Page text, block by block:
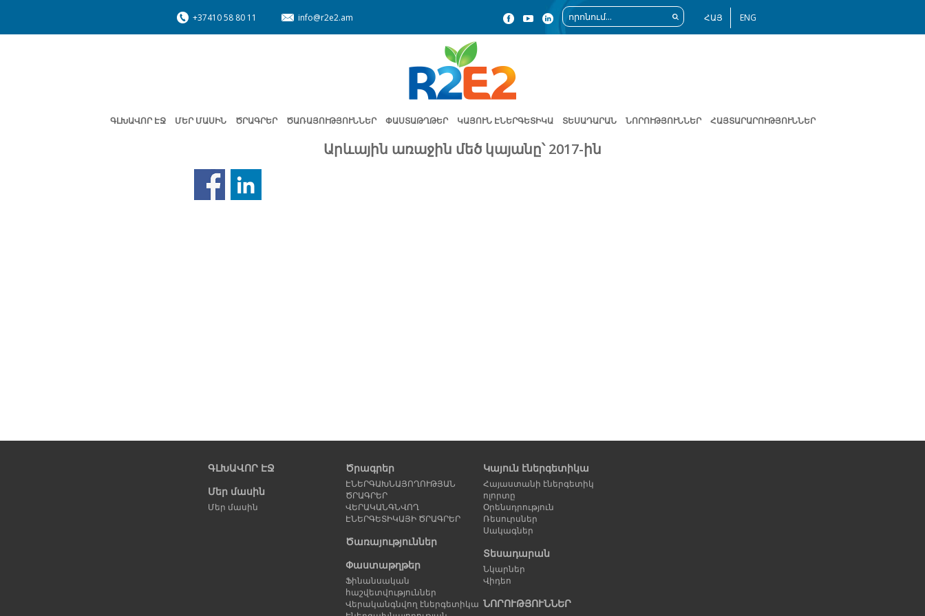
+37410 58 80 11 info@r2e2.am ՀԱՅ ENG
ԳԼԽԱՎՈՐ ԷՋ ՄԵՐ ՄԱՍԻՆ ԾՐԱԳՐԵՐ ԾԱՌԱՅՈՒԹՅՈՒՆՆԵՐ ՓԱՍՏԱԹՂԹԵՐ ԿԱՅՈՒՆ ԷՆԵՐԳԵՏԻԿԱ ՏԵՍԱԴԱՐԱՆ ՆՈՐՈՒԹՅՈՒՆՆԵՐ ՀԱՅՏԱՐԱՐՈՒԹՅՈՒՆՆԵՐ
Արևային առաջին մեծ կայանը՝ 2017-ին
ԳԼԽԱՎՈՐ ԷՋ
Մեր մասին
Մեր մասին
Ծրագրեր
ԷՆԵՐԳԱԽՆԱՅՈՂՈՒԹՅԱՆ
ԾՐԱԳՐԵՐ
ՎԵՐԱԿԱՆԳՆՎՈՂ
ԷՆԵՐԳԵՏԻԿԱՅԻ ԾՐԱԳՐԵՐ
Ծառայություններ
Փաստաթղթեր
Ֆինանսական
հաշվետվություններ
Վերականգնվող էներգետիկա
Կայուն էներգետիկա
Հայաստանի էներգետիկ
ոլորտը
Օրենսդրություն
Ռեսուրսներ
Սակագներ
Տեսադարան
Նկարներ
Վիդեո
ՆՈՐՈՒԹՅՈՒՆՆԵՐ